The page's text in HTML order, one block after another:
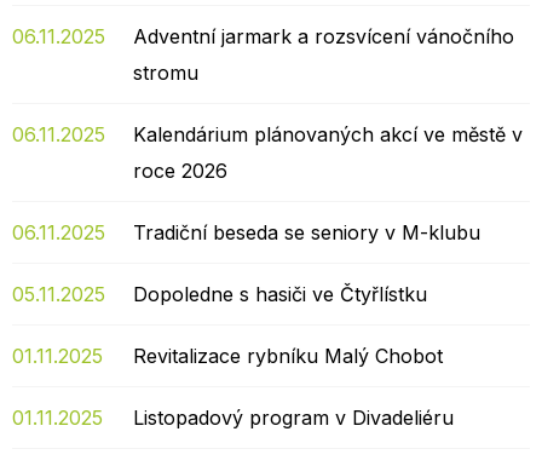
06.11.2025
Adventní jarmark a rozsvícení vánočního
stromu
06.11.2025
Kalendárium plánovaných akcí ve městě v
roce 2026
06.11.2025 Tradiční beseda se seniory v M-klubu
05.11.2025 Dopoledne s hasiči ve Čtyřlístku
01.11.2025 Revitalizace rybníku Malý Chobot
01.11.2025 Listopadový program v Divadeliéru